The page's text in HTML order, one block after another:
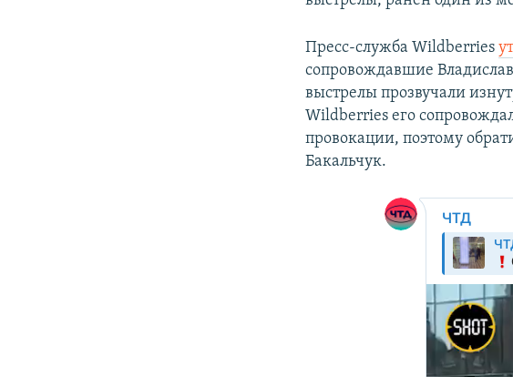
Пресс-служба Wildberries
сопровождавшие
выстрелы прозвучали
Wildberries его
провокации, поэтому
Бакальчук.